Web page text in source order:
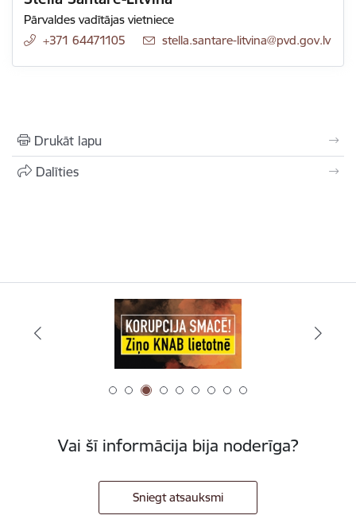
Pārvaldes vadītājas vietniece
+371 64471105
E-pasts:
stella.santare-litvina@pvd.gov.lv
Drukāt lapu
Dalīties
Vai šī informācija bija noderīga?
Sniegt atsauksmi